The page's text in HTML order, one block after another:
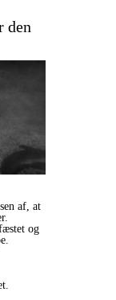
den
af, at
og